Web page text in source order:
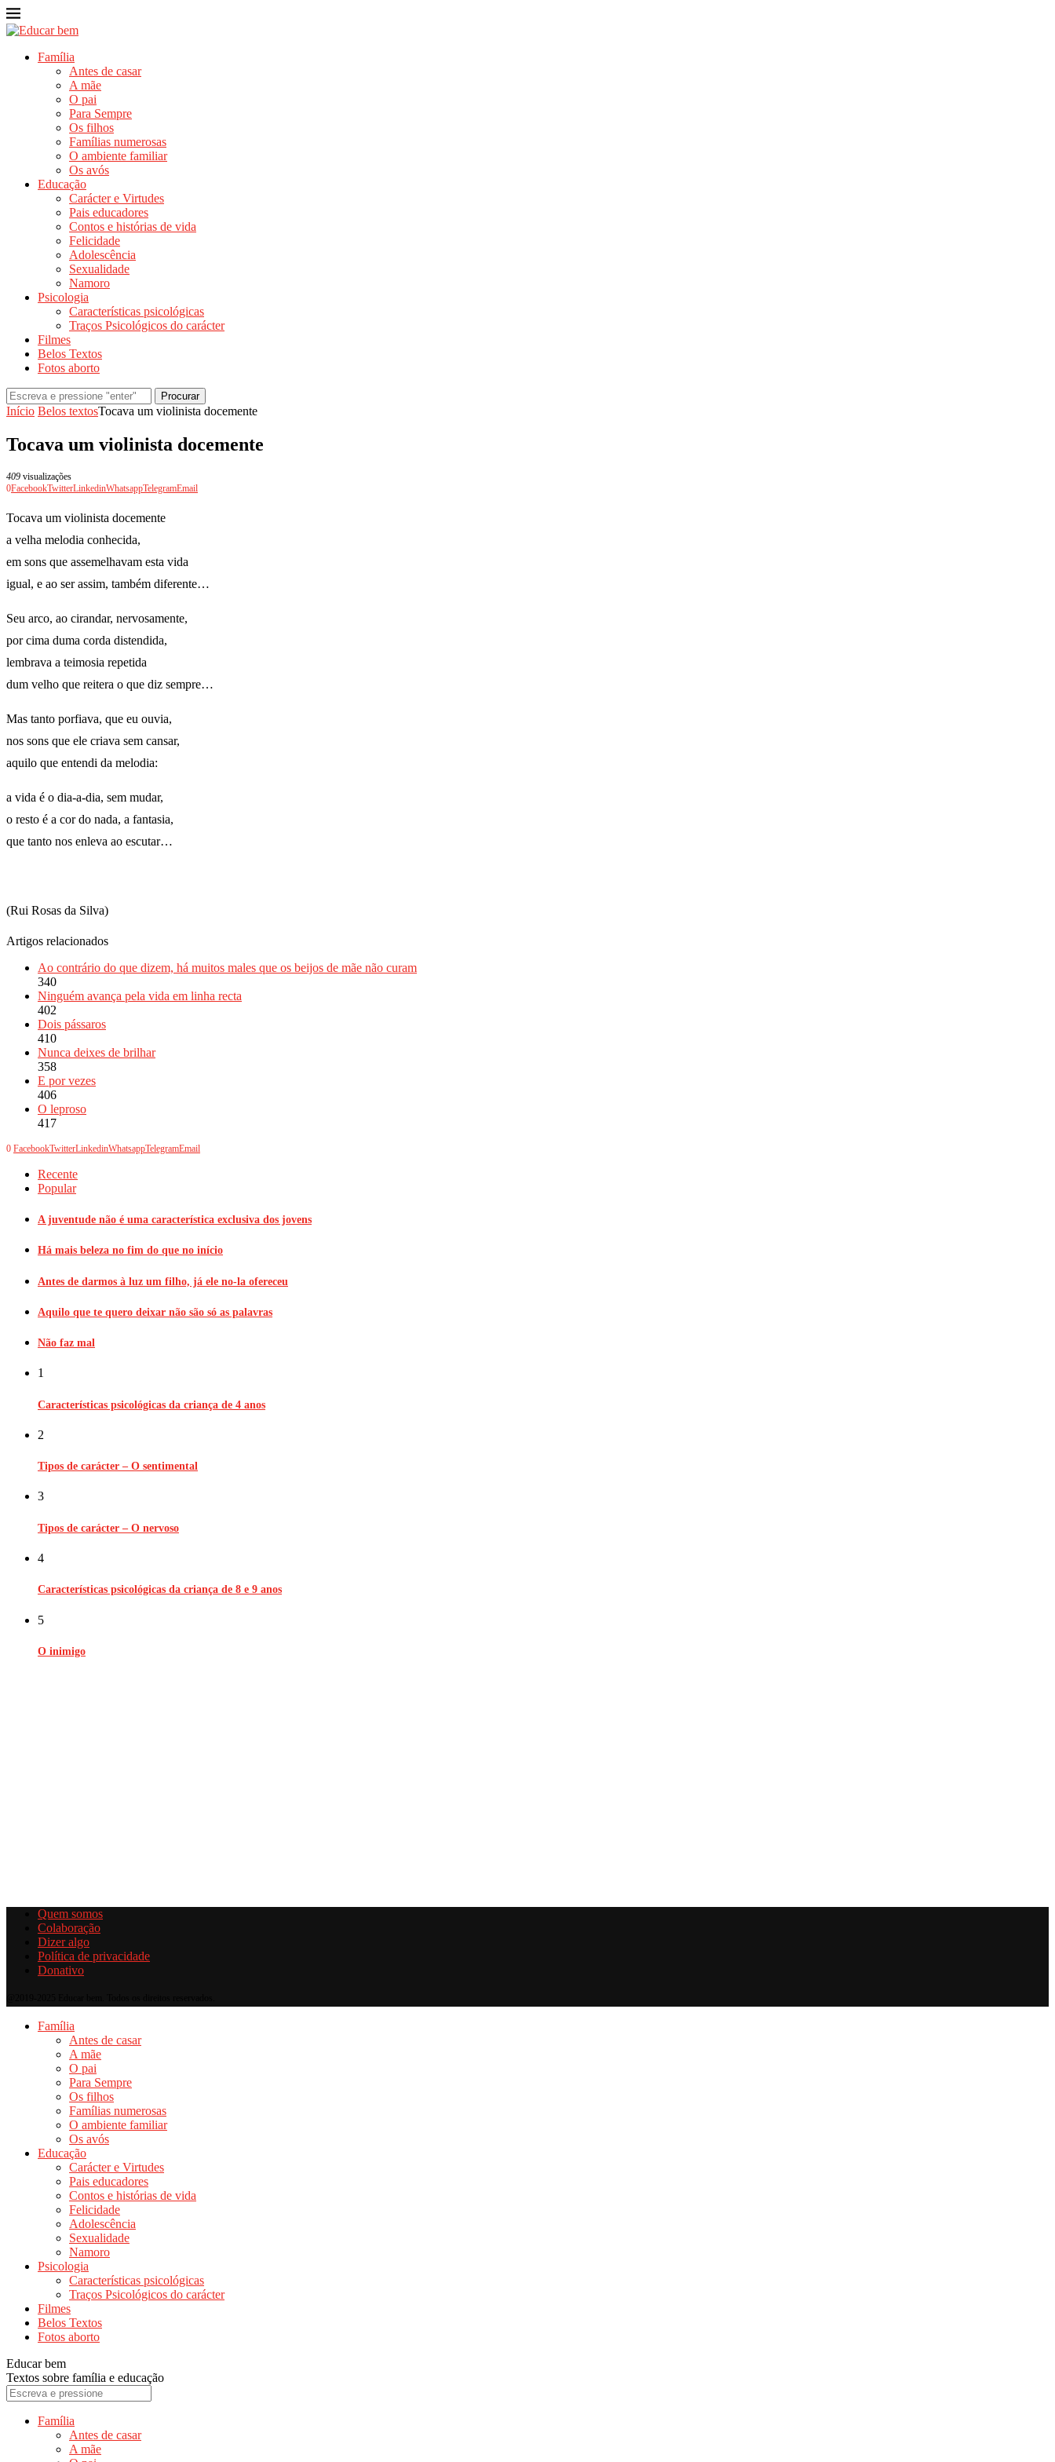
Família
Antes de casar
A mãe
O pai
Para Sempre
Os filhos
Famílias numerosas
O ambiente familiar
Os avós
Educação
Carácter e Virtudes
Pais educadores
Contos e histórias de vida
Felicidade
Adolescência
Sexualidade
Namoro
Psicologia
Características psicológicas
Traços Psicológicos do carácter
Filmes
Belos Textos
Fotos aborto
Procurar
Início Belos textosTocava um violinista docemente
Tocava um violinista docemente
409 visualizações
0FacebookTwitterLinkedinWhatsappTelegramEmail
Tocava um violinista docemente
a velha melodia conhecida,
em sons que assemelhavam esta vida
igual, e ao ser assim, também diferente…
Seu arco, ao cirandar, nervosamente,
por cima duma corda distendida,
lembrava a teimosia repetida
dum velho que reitera o que diz sempre…
Mas tanto porfiava, que eu ouvia,
nos sons que ele criava sem cansar,
aquilo que entendi da melodia:
a vida é o dia-a-dia, sem mudar,
o resto é a cor do nada, a fantasia,
que tanto nos enleva ao escutar…
(Rui Rosas da Silva)
Artigos relacionados
Ao contrário do que dizem, há muitos males que os beijos de mãe não curam
340
Ninguém avança pela vida em linha recta
402
Dois pássaros
410
Nunca deixes de brilhar
358
E por vezes
406
O leproso
417
0 FacebookTwitterLinkedinWhatsappTelegramEmail
Recente
Popular
A juventude não é uma característica exclusiva dos jovens
Há mais beleza no fim do que no início
Antes de darmos à luz um filho, já ele no-la ofereceu
Aquilo que te quero deixar não são só as palavras
Não faz mal
1
Características psicológicas da criança de 4 anos
2
Tipos de carácter – O sentimental
3
Tipos de carácter – O nervoso
4
Características psicológicas da criança de 8 e 9 anos
5
O inimigo
Quem somos
Colaboração
Dizer algo
Política de privacidade
Donativo
Família
Antes de casar
A mãe
O pai
Para Sempre
Os filhos
Famílias numerosas
O ambiente familiar
Os avós
Educação
Carácter e Virtudes
Pais educadores
Contos e histórias de vida
Felicidade
Adolescência
Sexualidade
Namoro
Psicologia
Características psicológicas
Traços Psicológicos do carácter
Filmes
Belos Textos
Fotos aborto
Educar bem
Textos sobre família e educação
Família
Antes de casar
A mãe